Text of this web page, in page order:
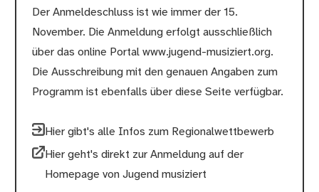
Der Anmeldeschluss ist wie immer der 15.
November. Die Anmeldung erfolgt ausschließlich
über das online Portal www.jugend-musiziert.org.
Die Ausschreibung mit den genauen Angaben zum
Programm ist ebenfalls über diese Seite verfügbar.
Hier gibt's alle Infos zum Regionalwettbewerb
Hier geht's direkt zur Anmeldung auf der
Homepage von Jugend musiziert